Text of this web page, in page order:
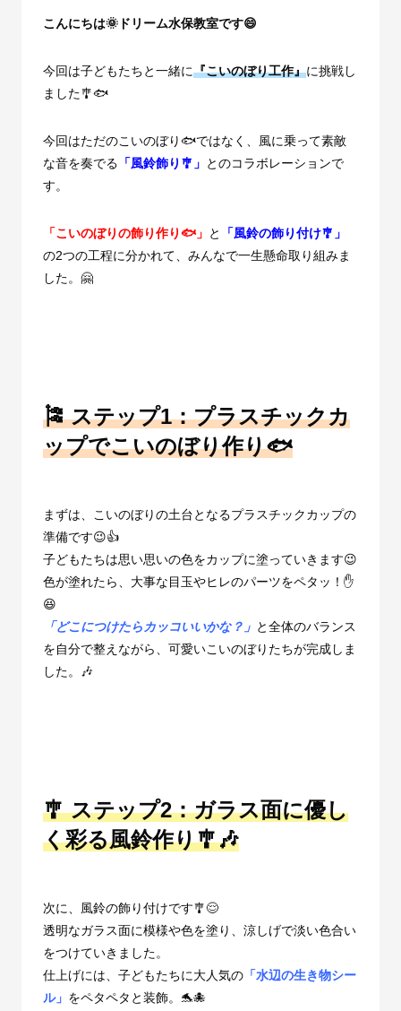
こんにちは🌞ドリーム水保教室です😄
今回は子どもたちと一緒に『こいのぼり工作』に挑戦し
ました🎐🐟
今回はただのこいのぼり🐟ではなく、風に乗って素敵
な音を奏でる 「風鈴飾り🎐」 とのコラボレーションで
す。
「こいのぼりの飾り作り🐟」 と
「風鈴の飾り付け🎐」
の2つの工程に分かれて、みんなで一生懸命取り組みま
した。🤗
🎏 ステップ1：プラスチックカ
ップでこいのぼり作り🐟
まずは、こいのぼりの土台となるプラスチックカップの
準備です😉👍
子どもたちは思い思いの色をカップに塗っていきます😉
色が塗れたら、大事な目玉やヒレのパーツをペタッ！✋
😆
「どこにつけたらカッコいいかな？」 と全体のバランス
を自分で整えながら、可愛いこいのぼりたちが完成しま
した。🎶
🎐 ステップ2：ガラス面に優し
く彩る風鈴作り🎐🎶
次に、風鈴の飾り付けです🎐😌
透明なガラス面に模様や色を塗り、涼しげで淡い色合い
をつけていきました。
仕上げには、子どもたちに大人気の 「水辺の生き物シー
ル」 をペタペタと装飾。🐬🐙